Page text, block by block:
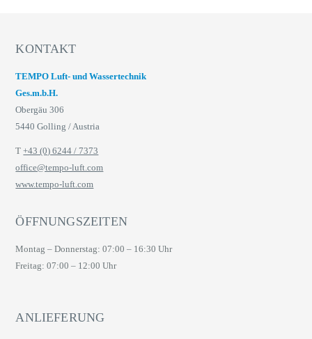
KONTAKT
TEMPO Luft- und Wassertechnik
Ges.m.b.H.
Obergäu 306
5440 Golling / Austria
T+43 (0) 6244 / 7373
office@tempo-luft.com
www.tempo-luft.com
ÖFFNUNGSZEITEN
Montag – Donnerstag: 07:00 – 16:30 Uhr
Freitag: 07:00 – 12:00 Uhr
ANLIEFERUNG